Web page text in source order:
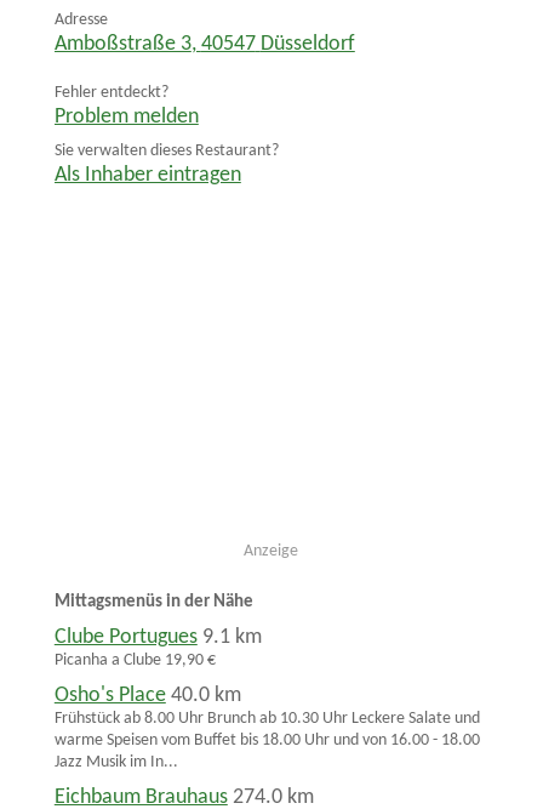
Adresse
Amboßstraße 3, 40547 Düsseldorf
Fehler entdeckt?
Problem melden
Sie verwalten dieses Restaurant?
Als Inhaber eintragen
Anzeige
Mittagsmenüs in der Nähe
Clube Portugues 9.1 km
Picanha a Clube 19,90 €
Osho's Place 40.0 km
Frühstück ab 8.00 Uhr Brunch ab 10.30 Uhr Leckere Salate und
warme Speisen vom Buffet bis 18.00 Uhr und von 16.00 - 18.00
Jazz Musik im In...
Eichbaum Brauhaus 274.0 km